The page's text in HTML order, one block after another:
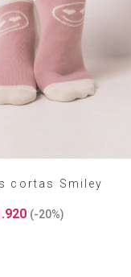
cortas Smiley
.920 (-20%)